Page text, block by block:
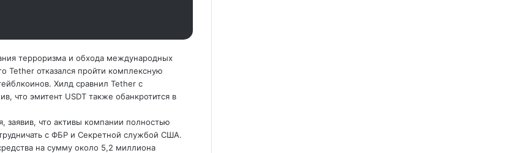
терроризма и обхода международных
Tether отказался пройти комплексную
Хилд сравнил Tether с
что эмитент USDT также обанкротится в
заявив, что активы компании полностью
с ФБР и Секретной службой США.
на сумму около 5,2 миллиона